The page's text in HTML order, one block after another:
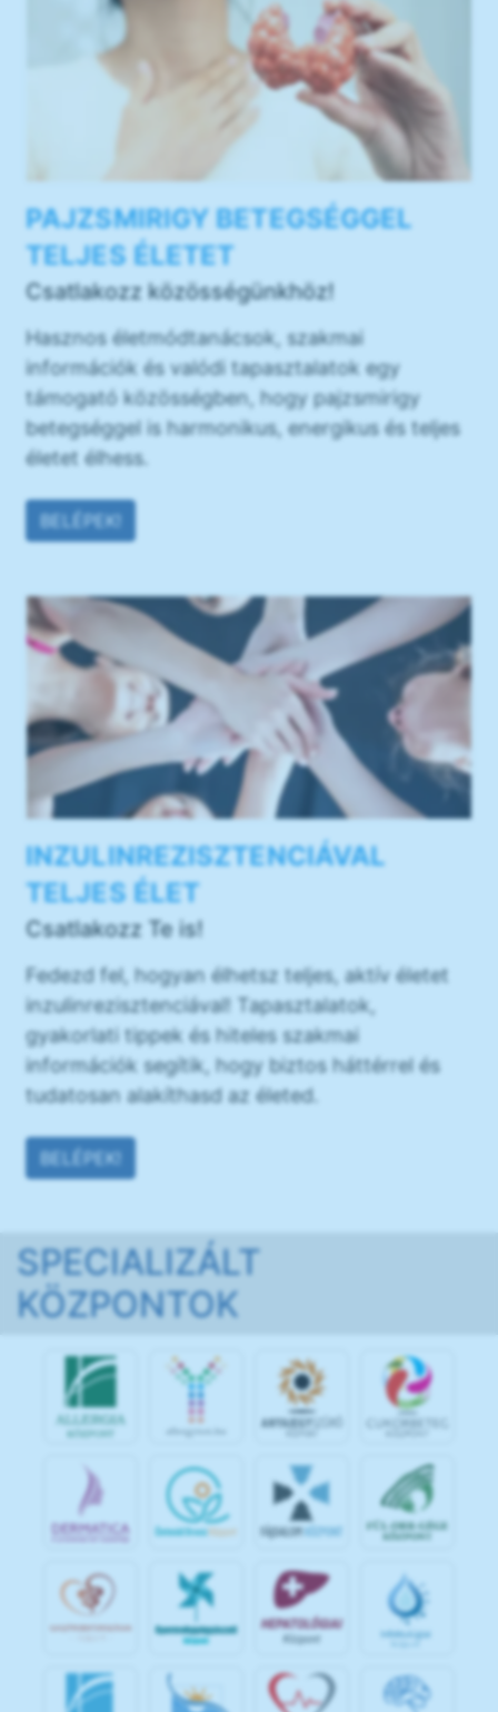
PAJZSMIRIGY BETEGSÉGGEL
TELJES ÉLETET
Csatlakozz közösségünkhöz!
Hasznos életmódtanácsok, szakmai
információk és valódi tapasztalatok egy
támogató közösségben, hogy pajzsmirigy
betegséggel is harmonikus, energikus és teljes
életet élhess.
BELÉPEK!
INZULINREZISZTENCIÁVAL
TELJES ÉLET
Csatlakozz Te is!
Fedezd fel, hogyan élhetsz teljes, aktív életet
inzulinrezisztenciával! Tapasztalatok,
gyakorlati tippek és hiteles szakmai
információk segítik, hogy biztos háttérrel és
tudatosan alakíthasd az életed.
BELÉPEK!
SPECIALIZÁLT
KÖZPONTOK